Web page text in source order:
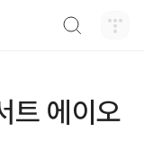
트 에이오